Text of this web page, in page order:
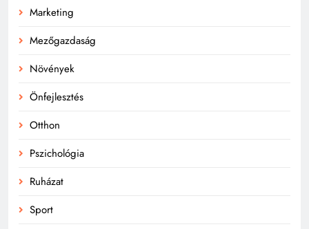
Marketing
Mezőgazdaság
Növények
Önfejlesztés
Otthon
Pszichológia
Ruházat
Sport